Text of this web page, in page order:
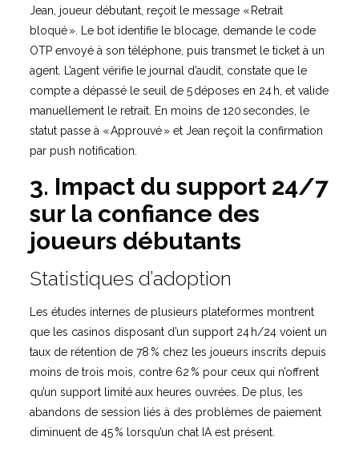
Jean, joueur débutant, reçoit le message « Retrait
bloqué ». Le bot identifie le blocage, demande le code
OTP envoyé à son téléphone, puis transmet le ticket à un
agent. L’agent vérifie le journal d’audit, constate que le
compte a dépassé le seuil de 5 déposes en 24 h, et valide
manuellement le retrait. En moins de 120 secondes, le
statut passe à « Approuvé » et Jean reçoit la confirmation
par push notification.
3. Impact du support 24/7
sur la confiance des
joueurs débutants
Statistiques d’adoption
Les études internes de plusieurs plateformes montrent
que les casinos disposant d’un support 24 h/24 voient un
taux de rétention de 78 % chez les joueurs inscrits depuis
moins de trois mois, contre 62 % pour ceux qui n’offrent
qu’un support limité aux heures ouvrées. De plus, les
abandons de session liés à des problèmes de paiement
diminuent de 45 % lorsqu’un chat IA est présent.